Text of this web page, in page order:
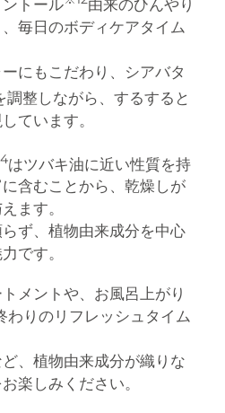
トール
由来のひんやり
毎日のボディケアタイム
にもこだわり、シアバタ
調整しながら、するすると
ています。
はツバキ油に近い性質を持
含むことから、乾燥しが
ます。
ず、植物由来成分を中心
です。
メントや、お風呂上がり
わりのリフレッシュタイム
、植物由来成分が織りな
楽しみください。